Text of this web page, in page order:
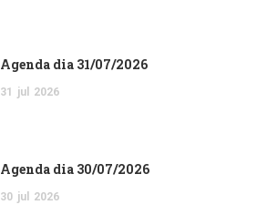
Agenda dia 31/07/2026
31 jul 2026
Agenda dia 30/07/2026
30 jul 2026